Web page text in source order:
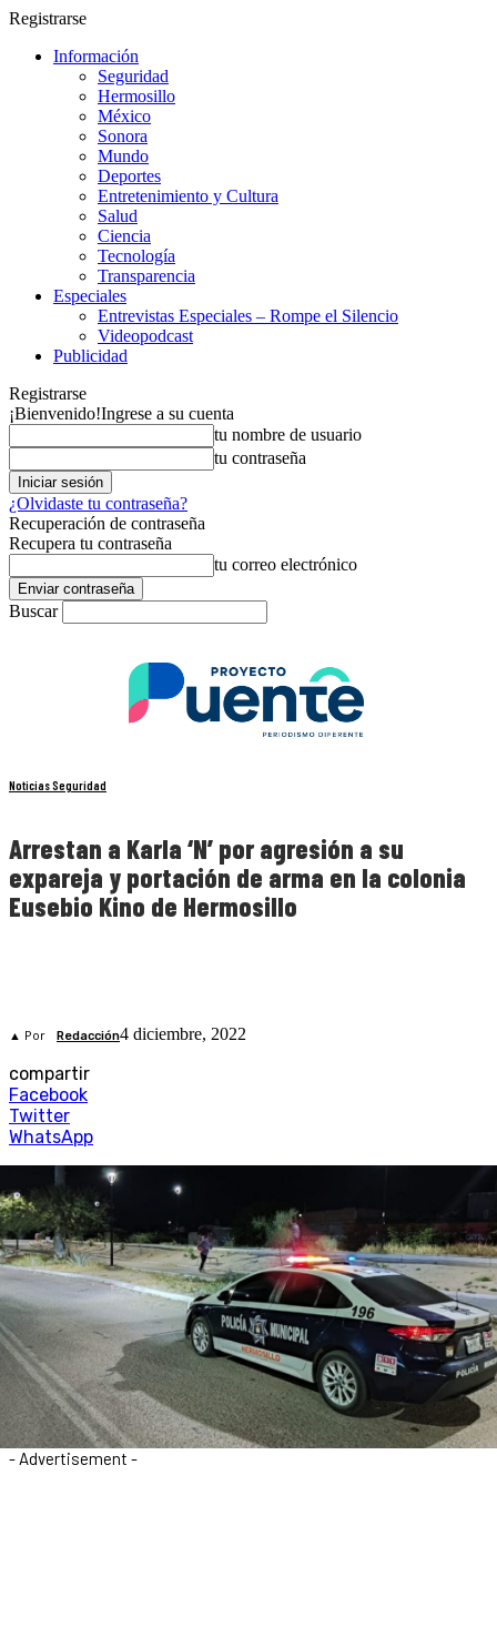
Registrarse
Información
Seguridad
Hermosillo
México
Sonora
Mundo
Deportes
Entretenimiento y Cultura
Salud
Ciencia
Tecnología
Transparencia
Especiales
Entrevistas Especiales – Rompe el Silencio
Videopodcast
Publicidad
Registrarse
¡Bienvenido!Ingrese a su cuenta
tu nombre de usuario
tu contraseña
¿Olvidaste tu contraseña?
Recuperación de contraseña
Recupera tu contraseña
tu correo electrónico
Buscar
Noticias Seguridad
Arrestan a Karla ‘N’ por agresión a su
expareja y portación de arma en la colonia
Eusebio Kino de Hermosillo
▲ Por Redacción4 diciembre, 2022
compartir
Facebook
Twitter
WhatsApp
- Advertisement -